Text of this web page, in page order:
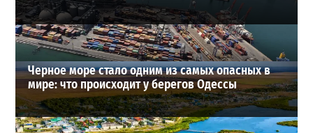
Черное море стало одним из самых опасных в
мире: что происходит у берегов Одессы